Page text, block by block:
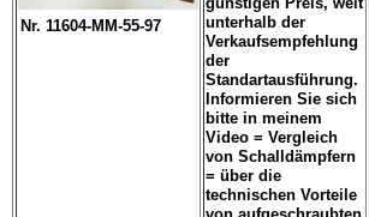
Nr. 11604-MM-55-97
unterhalb der
Verkaufsempfehlung
der
Standartausführung.
Informieren Sie sich
bitte in meinem
Video = Vergleich
von Schalldämpfern
= über die
technischen Vorteile